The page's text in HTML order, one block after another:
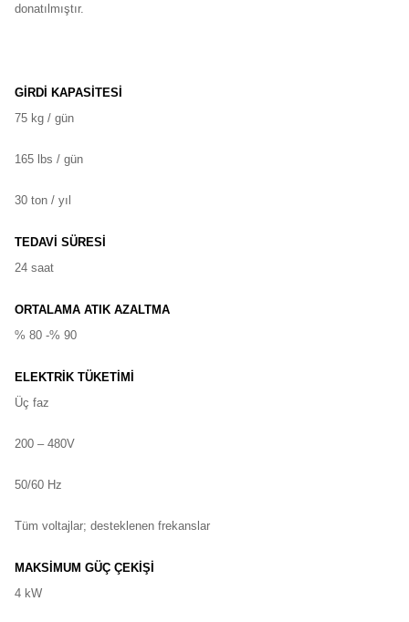
donatılmıştır.
GİRDİ KAPASİTESİ
75 kg / gün
165 lbs / gün
30 ton / yıl
TEDAVİ SÜRESİ
24 saat
ORTALAMA ATIK AZALTMA
% 80 -% 90
ELEKTRİK TÜKETİMİ
Üç faz
200 – 480V
50/60 Hz
Tüm voltajlar; desteklenen frekanslar
MAKSİMUM GÜÇ ÇEKİŞİ
4 kW